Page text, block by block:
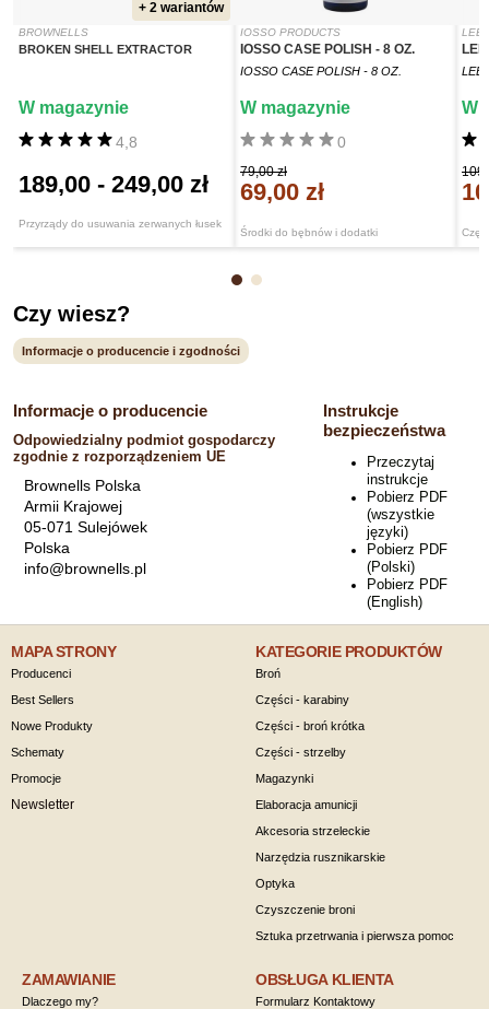
+ 2 wariantów
BROWNELLS
BROKEN SHELL EXTRACTOR
Przyrządy do usuwania zerwanych łusek
4,8
W magazynie
189,00 - 249,00 zł
IOSSO PRODUCTS
IOSSO CASE POLISH - 8 OZ.
IOSSO CASE POLISH - 8 OZ.
Środki do bębnów i dodatki
0
W magazynie
79,00 zł
69,00 zł
LEE
LEE
W
Czy wiesz?
Informacje o producencie i zgodności
Informacje o producencie
Odpowiedzialny podmiot gospodarczy
zgodnie z rozporządzeniem UE
Brownells Polska
Armii Krajowej
05-071 Sulejówek
Polska
info@brownells.pl
Instrukcje
bezpieczeństwa
Przeczytaj
instrukcje
Pobierz PDF
(wszystkie
języki)
Pobierz PDF
(Polski)
Pobierz PDF
(English)
MAPA STRONY
Producenci
Best Sellers
Nowe Produkty
Schematy
Promocje
Newsletter
KATEGORIE PRODUKTÓW
Broń
Części - karabiny
Części - broń krótka
Części - strzelby
Magazynki
Elaboracja amunicji
Akcesoria strzeleckie
Narzędzia rusznikarskie
Optyka
Czyszczenie broni
Sztuka przetrwania i pierwsza pomoc
ZAMAWIANIE
Dlaczego my?
OBSŁUGA KLIENTA
Formularz Kontaktowy